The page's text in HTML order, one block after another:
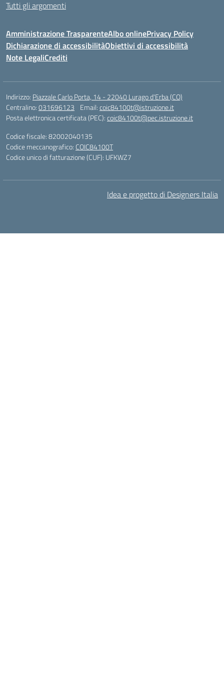
Tutti gli argomenti
Amministrazione TrasparenteAlbo onlinePrivacy Policy
Dichiarazione di accessibilitàObiettivi di accessibilità
Note LegaliCrediti
Indirizzo: Piazzale Carlo Porta, 14 - 22040 Lurago d'Erba (CO)
Centralino:031696123 Email:coic84100t@istruzione.it
Posta elettronica certificata (PEC):coic84100t@pec.istruzione.it
Codice fiscale: 82002040135
Codice meccanografico: COIC84100T
Codice unico di fatturazione (CUF): UFKWZ7
Idea e progetto di Designers Italia